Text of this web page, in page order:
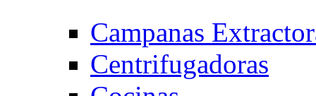
Campanas
Centrifugadoras